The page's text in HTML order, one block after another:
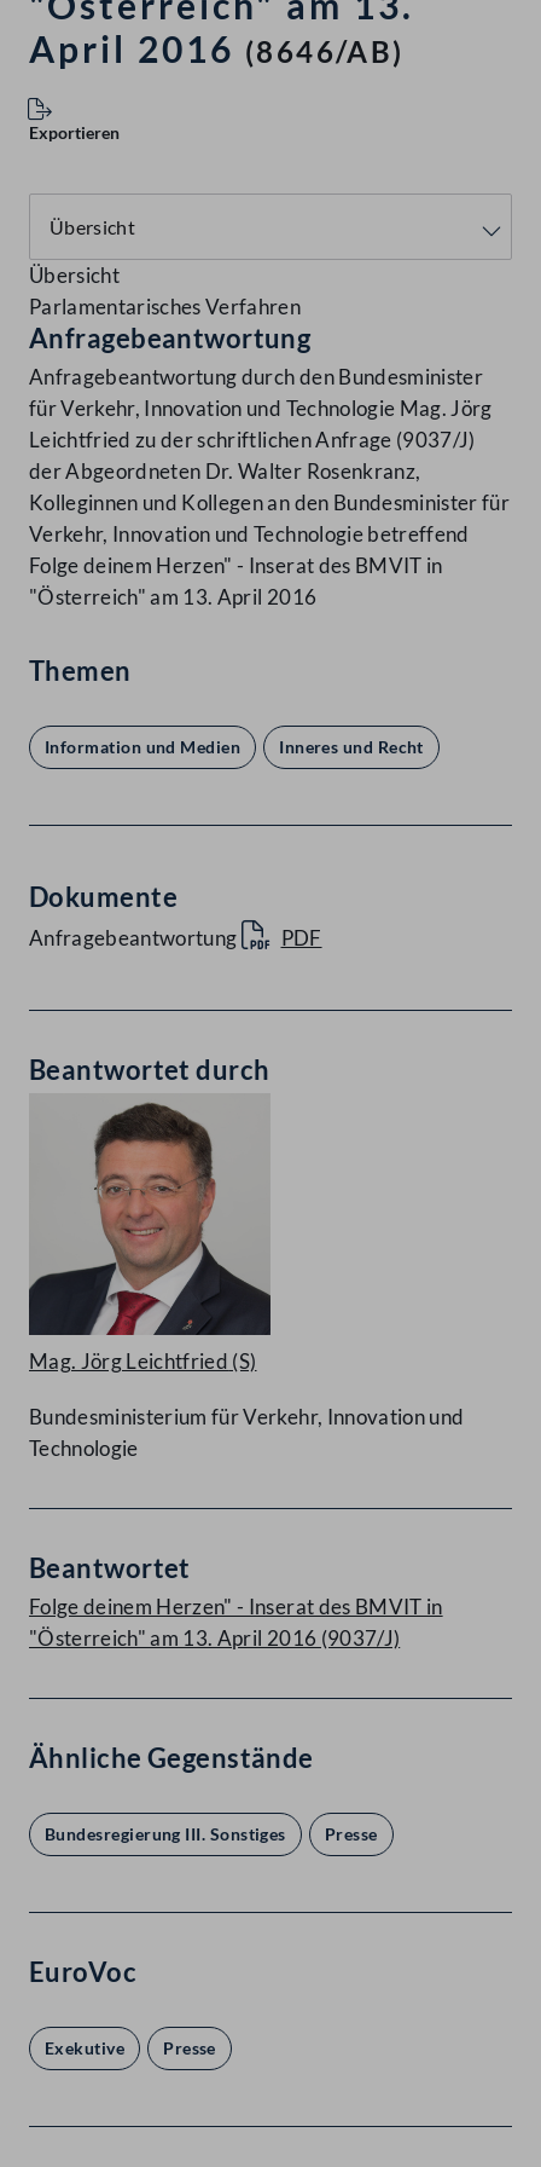
April 2016 (8646/AB)
Exportieren
Übersicht
Parlamentarisches Verfahren
Anfragebeantwortung
Anfragebeantwortung durch den Bundesminister
für Verkehr, Innovation und Technologie Mag. Jörg
Leichtfried zu der schriftlichen Anfrage (9037/J)
der Abgeordneten Dr. Walter Rosenkranz,
Kolleginnen und Kollegen an den Bundesminister für
Verkehr, Innovation und Technologie betreffend
Folge deinem Herzen" - Inserat des BMVIT in
"Österreich" am 13. April 2016
Themen
Information und Medien Inneres und Recht
Dokumente
Anfragebeantwortung PDF
Beantwortet durch
Mag. Jörg Leichtfried (S)
Bundesministerium für Verkehr, Innovation und
Technologie
Beantwortet
Folge deinem Herzen" - Inserat des BMVIT in
"Österreich" am 13. April 2016 (9037/J)
Ähnliche Gegenstände
Bundesregierung III. Sonstiges Presse
EuroVoc
Exekutive Presse